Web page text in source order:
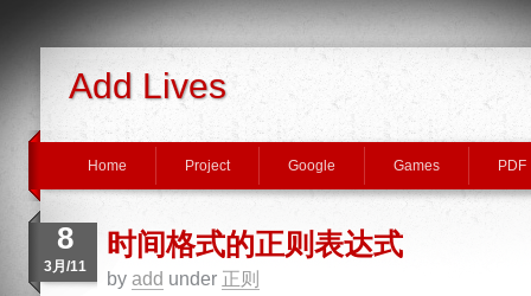
Add Lives
Home Project Google Games PDF
8
3月/11
时间格式的正则表达式
by add under 正则